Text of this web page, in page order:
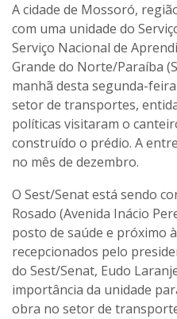
A cidade de Mossoró,
com uma unidade do
Serviço Nacional de
Grande do Norte/Paraíba
manhã desta segunda-
setor de transportes,
políticas visitaram o
construído o prédio. A
no mês de dezembro.
O Sest/Senat está sendo
Rosado (Avenida Inácio
posto de saúde e próximo
recepcionados pelo
do Sest/Senat, Eudo
importância da unidade
obra no setor de